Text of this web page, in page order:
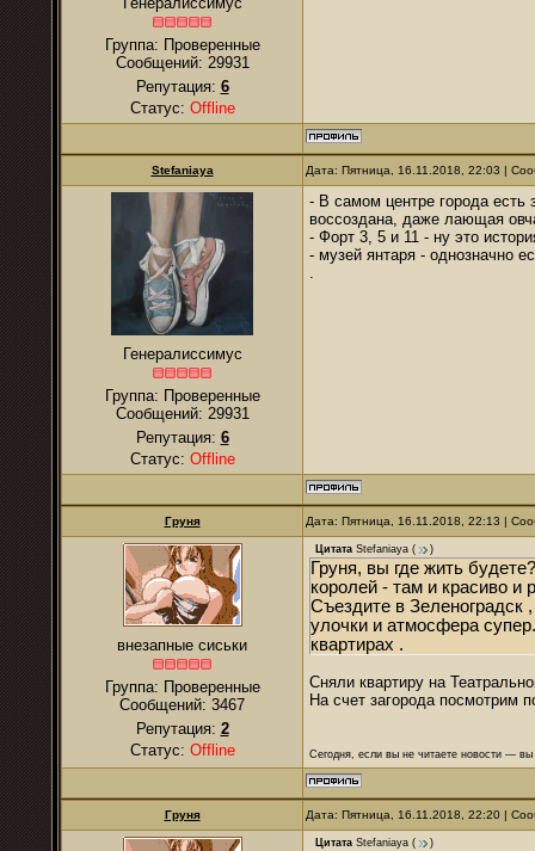
Группа: Проверенные
Сообщений: 29931
Репутация: 6
Статус: Offline
Stefaniaya Дата: Пятница, 16.11.2018, 22:03 |
Генералиссимус
Группа: Проверенные
Сообщений: 29931
Репутация: 6
Статус: Offline
- В самом центре города
воссоздана, даже лающая
- Форт 3, 5 и 11 - ну это
- музей янтаря - однозначно
.
Груня Дата: Пятница, 16.11.2018, 22:13 |
внезапные сиськи
Группа: Проверенные
Сообщений: 3467
Репутация: 2
Статус: Offline
Цитата Stefaniaya ( )
Груня, вы где жить
королей - там и красиво и
Съездите в Зеленоградск
улочки и атмосфера
квартирах .
Сняли квартиру на
На счет загорода посмотрим
Сегодня, если вы не читаете новости —
Груня Дата: Пятница, 16.11.2018, 22:20 |
Цитата Stefaniaya ( )